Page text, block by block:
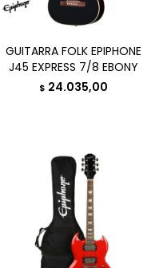
GUITARRA FOLK EPIPHONE
J45 EXPRESS 7/8 EBONY
$ 24.035,00